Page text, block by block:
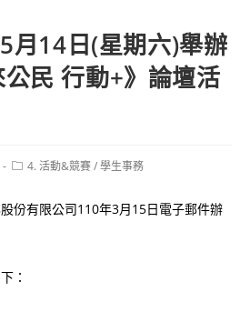
月14日(星期六)舉辦
民 行動+》論壇活
Post4. 活動&競賽/學生事務
份有限公司110年3月15日電子郵件辦
：